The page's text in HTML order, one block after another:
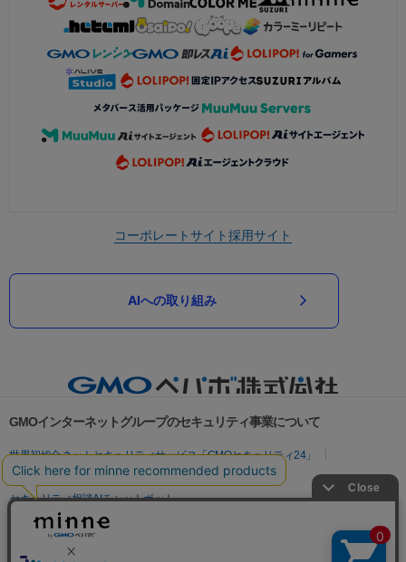
コーポレートサイト採用サイト
AIへの取り組み
GMOインターネットグループのセキュリティ事業について
世界初総合ネットセキュリティサービス「GMOセキュリティ24」
パスワード漏洩診断
Webサイトリスク診断
セキュリティ相談AIチャットボット
実在証明・盗聴対策